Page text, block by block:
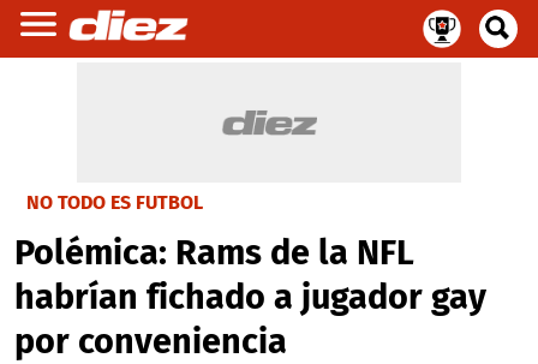
NO TODO ES FUTBOL
Polémica: Rams de la NFL
habrían fichado a jugador gay
por conveniencia